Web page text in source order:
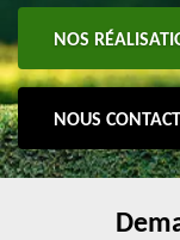
NOS
NOUS